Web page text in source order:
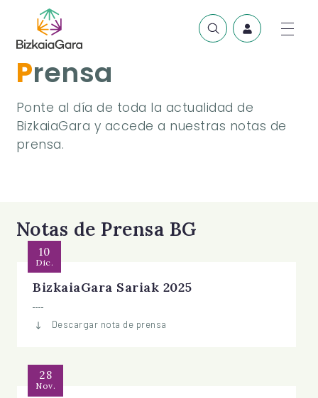
Prensa
Ponte al día de toda la actualidad de
BizkaiaGara y accede a nuestras notas de
prensa.
Notas de Prensa BG
10
Dic.
BizkaiaGara Sariak 2025
Descargar nota de prensa
28
Nov.